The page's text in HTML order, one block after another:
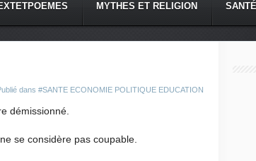
MYTHES ET RELIGION
dans #SANTE ECONOMIE POLITIQUE EDUCATION
démissionné.
se considère pas coupable.